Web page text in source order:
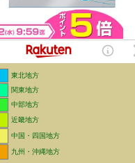
東北地方
関東地方
中部地方
近畿地方
中国・四国地方
九州・沖縄地方